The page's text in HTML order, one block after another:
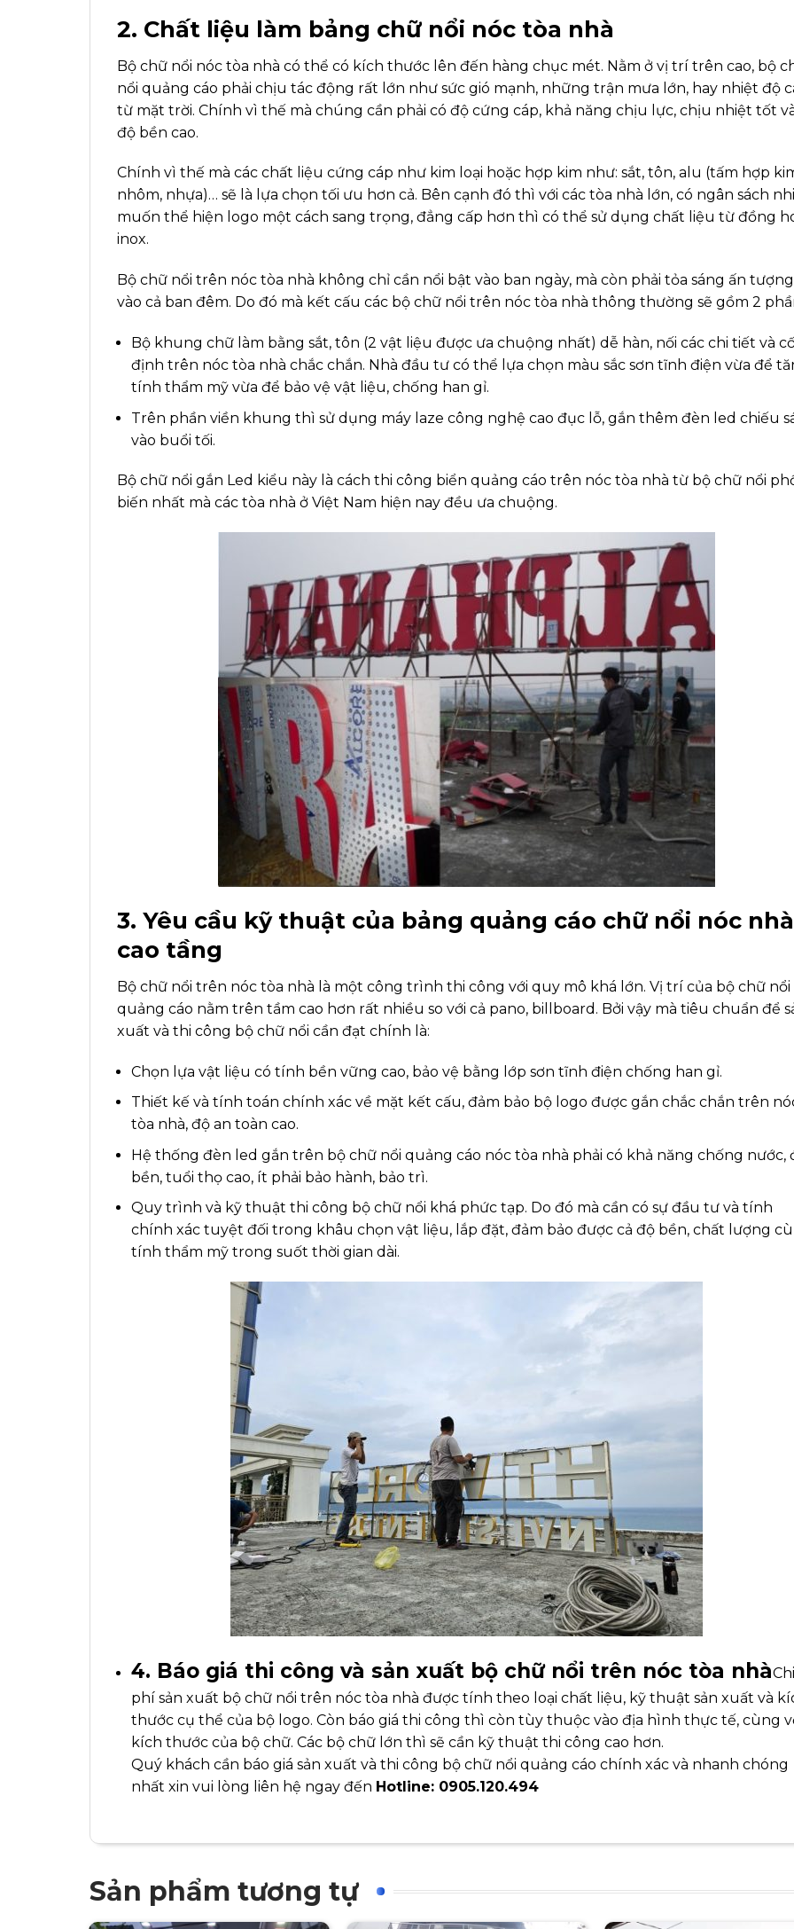
2. Chất liệu làm bảng chữ nổi nóc tòa nhà
Bộ chữ nổi nóc tòa nhà có thể có kích thước lên đến hàng chục mét. Nằm ở vị trí trên cao, bộ
nổi quảng cáo phải chịu tác động rất lớn như sức gió mạnh, những trận mưa lớn, hay nhiệt độ
từ mặt trời. Chính vì thế mà chúng cần phải có độ cứng cáp, khả năng chịu lực, chịu nhiệt tốt
độ bền cao.
Chính vì thế mà các chất liệu cứng cáp như kim loại hoặc hợp kim như: sắt, tôn, alu (tấm hợp
nhôm, nhựa)… sẽ là lựa chọn tối ưu hơn cả. Bên cạnh đó thì với các tòa nhà lớn, có ngân sách
muốn thể hiện logo một cách sang trọng, đẳng cấp hơn thì có thể sử dụng chất liệu từ đồng
inox.
Bộ chữ nổi trên nóc tòa nhà không chỉ cần nổi bật vào ban ngày, mà còn phải tỏa sáng ấn tượng
vào cả ban đêm. Do đó mà kết cấu các bộ chữ nổi trên nóc tòa nhà thông thường sẽ gồm 2
Bộ khung chữ làm bằng sắt, tôn (2 vật liệu được ưa chuộng nhất) dễ hàn, nối các chi tiết và
định trên nóc tòa nhà chắc chắn. Nhà đầu tư có thể lựa chọn màu sắc sơn tĩnh điện vừa để
tính thẩm mỹ vừa để bảo vệ vật liệu, chống han gỉ.
Trên phần viền khung thì sử dụng máy laze công nghệ cao đục lỗ, gắn thêm đèn led chiếu
vào buổi tối.
Bộ chữ nổi gắn Led kiểu này là cách thi công biển quảng cáo trên nóc tòa nhà từ bộ chữ nổi
biến nhất mà các tòa nhà ở Việt Nam hiện nay đều ưa chuộng.
3. Yêu cầu kỹ thuật của bảng quảng cáo chữ nổi nóc nhà
cao tầng
Bộ chữ nổi trên nóc tòa nhà là một công trình thi công với quy mô khá lớn. Vị trí của bộ chữ nổi
quảng cáo nằm trên tầm cao hơn rất nhiều so với cả pano, billboard. Bởi vậy mà tiêu chuẩn để
xuất và thi công bộ chữ nổi cần đạt chính là:
Chọn lựa vật liệu có tính bền vững cao, bảo vệ bằng lớp sơn tĩnh điện chống han gỉ.
Thiết kế và tính toán chính xác về mặt kết cấu, đảm bảo bộ logo được gắn chắc chắn trên
tòa nhà, độ an toàn cao.
Hệ thống đèn led gắn trên bộ chữ nổi quảng cáo nóc tòa nhà phải có khả năng chống nước,
bền, tuổi thọ cao, ít phải bảo hành, bảo trì.
Quy trình và kỹ thuật thi công bộ chữ nổi khá phức tạp. Do đó mà cần có sự đầu tư và tính
chính xác tuyệt đối trong khâu chọn vật liệu, lắp đặt, đảm bảo được cả độ bền, chất lượng
tính thẩm mỹ trong suốt thời gian dài.
4. Báo giá thi công và sản xuất bộ chữ nổi trên nóc tòa nhàChi
phí sản xuất bộ chữ nổi trên nóc tòa nhà được tính theo loại chất liệu, kỹ thuật sản xuất và
thước cụ thể của bộ logo. Còn báo giá thi công thì còn tùy thuộc vào địa hình thực tế, cùng
kích thước của bộ chữ. Các bộ chữ lớn thì sẽ cần kỹ thuật thi công cao hơn.
Quý khách cần báo giá sản xuất và thi công bộ chữ nổi quảng cáo chính xác và nhanh chóng
nhất xin vui lòng liên hệ ngay đến Hotline: 0905.120.494
Sản phẩm tương tự